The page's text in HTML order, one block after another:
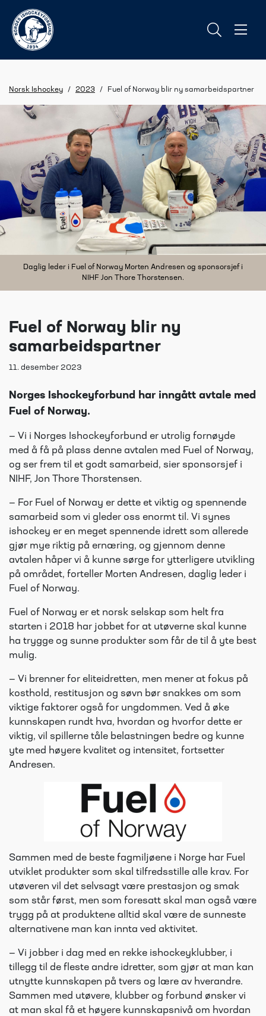
Norsk Ishockey / 2023 / Fuel of Norway blir ny samarbeidspartner
Daglig leder i Fuel of Norway Morten Andresen og sponsorsjef i
NIHF Jon Thore Thorstensen.
Fuel of Norway blir ny
samarbeidspartner
11. desember 2023
Norges Ishockeyforbund har inngått avtale med
Fuel of Norway.
— Vi i Norges Ishockeyforbund er utrolig fornøyde
med å få på plass denne avtalen med Fuel of Norway,
og ser frem til et godt samarbeid, sier sponsorsjef i
NIHF, Jon Thore Thorstensen.
— For Fuel of Norway er dette et viktig og spennende
samarbeid som vi gleder oss enormt til. Vi synes
ishockey er en meget spennende idrett som allerede
gjør mye riktig på ernæring, og gjennom denne
avtalen håper vi å kunne sørge for ytterligere utvikling
på området, forteller Morten Andresen, daglig leder i
Fuel of Norway.
Fuel of Norway er et norsk selskap som helt fra
starten i 2018 har jobbet for at utøverne skal kunne
ha trygge og sunne produkter som får de til å yte best
mulig.
— Vi brenner for eliteidretten, men mener at fokus på
kosthold, restitusjon og søvn bør snakkes om som
viktige faktorer også for ungdommen. Ved å øke
kunnskapen rundt hva, hvordan og hvorfor dette er
viktig, vil spillerne tåle belastningen bedre og kunne
yte med høyere kvalitet og intensitet, fortsetter
Andresen.
Sammen med de beste fagmiljøene i Norge har Fuel
utviklet produkter som skal tilfredsstille alle krav. For
utøveren vil det selvsagt være prestasjon og smak
som står først, men som foresatt skal man også være
trygg på at produktene alltid skal være de sunneste
alternativene man kan innta ved aktivitet.
— Vi jobber i dag med en rekke ishockeyklubber, i
tillegg til de fleste andre idretter, som gjør at man kan
utnytte kunnskapen på tvers og lære av hverandre.
Sammen med utøvere, klubber og forbund ønsker vi
at man skal få et høyere kunnskapsnivå om hvordan